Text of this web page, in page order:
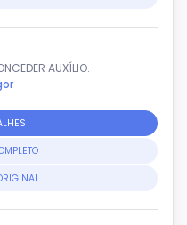
AUXÍLIO.